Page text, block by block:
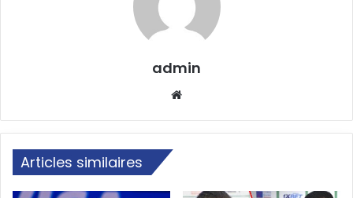
admin
Articles similaires